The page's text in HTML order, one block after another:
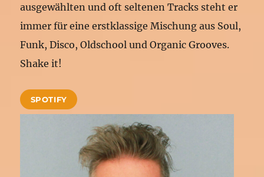
ausgewählten und oft seltenen Tracks steht er
immer für eine erstklassige Mischung aus Soul,
Funk, Disco, Oldschool und Organic Grooves.
Shake it!
SPOTIFY